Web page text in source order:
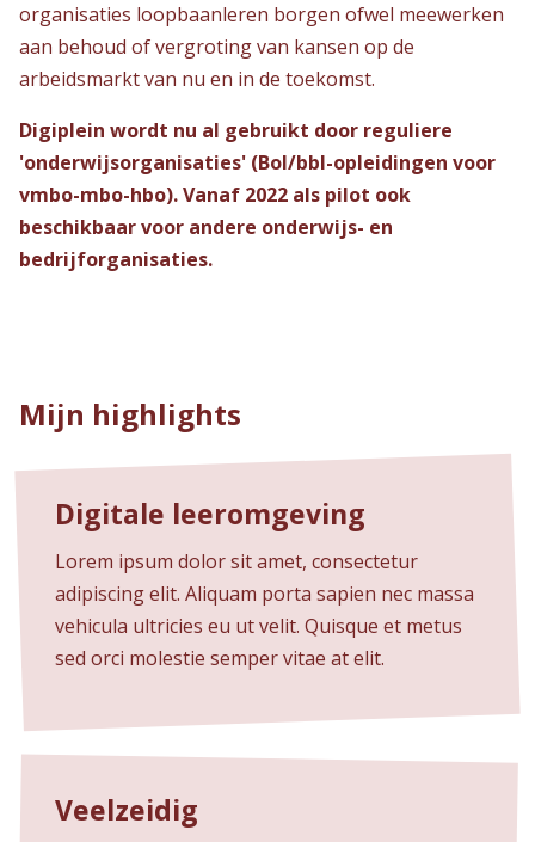
organisaties loopbaanleren borgen ofwel meewerken
aan behoud of vergroting van kansen op de
arbeidsmarkt van nu en in de toekomst.
Digiplein wordt nu al gebruikt door reguliere
'onderwijsorganisaties' (Bol/bbl-opleidingen voor
vmbo-mbo-hbo). Vanaf 2022 als pilot ook
beschikbaar voor andere onderwijs- en
bedrijforganisaties.
Mijn highlights
Digitale leeromgeving
Lorem ipsum dolor sit amet, consectetur
adipiscing elit. Aliquam porta sapien nec massa
vehicula ultricies eu ut velit. Quisque et metus
sed orci molestie semper vitae at elit.
Veelzeidig